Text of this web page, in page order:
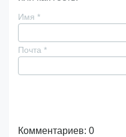
Имя *
Почта *
Комментариев: 0